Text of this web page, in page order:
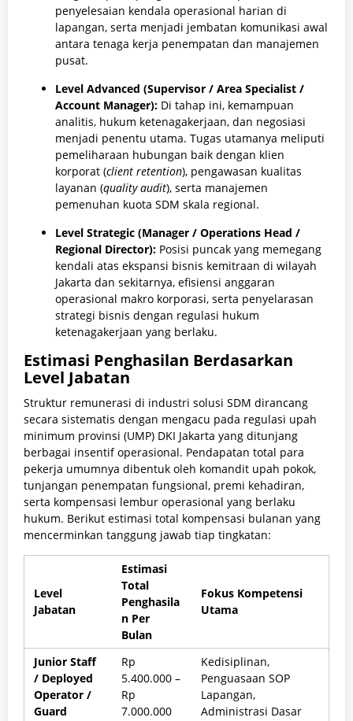
penyelesaian kendala operasional harian di
lapangan, serta menjadi jembatan komunikasi awal
antara tenaga kerja penempatan dan manajemen
pusat.
Level Advanced (Supervisor / Area Specialist /
Account Manager): Di tahap ini, kemampuan
analitis, hukum ketenagakerjaan, dan negosiasi
menjadi penentu utama. Tugas utamanya meliputi
pemeliharaan hubungan baik dengan klien
korporat (client retention), pengawasan kualitas
layanan (quality audit), serta manajemen
pemenuhan kuota SDM skala regional.
Level Strategic (Manager / Operations Head /
Regional Director): Posisi puncak yang memegang
kendali atas ekspansi bisnis kemitraan di wilayah
Jakarta dan sekitarnya, efisiensi anggaran
operasional makro korporasi, serta penyelarasan
strategi bisnis dengan regulasi hukum
ketenagakerjaan yang berlaku.
Estimasi Penghasilan Berdasarkan
Level Jabatan
Struktur remunerasi di industri solusi SDM dirancang
secara sistematis dengan mengacu pada regulasi upah
minimum provinsi (UMP) DKI Jakarta yang ditunjang
berbagai insentif operasional. Pendapatan total para
pekerja umumnya dibentuk oleh komandit upah pokok,
tunjangan penempatan fungsional, premi kehadiran,
serta kompensasi lembur operasional yang berlaku
hukum. Berikut estimasi total kompensasi bulanan yang
mencerminkan tanggung jawab tiap tingkatan:
Level
Jabatan
Estimasi
Total
Penghasila
n Per
Bulan
Fokus Kompetensi
Utama
Junior Staff
/ Deployed
Operator /
Guard
Rp
5.400.000 –
Rp
7.000.000
Kedisiplinan,
Penguasaan SOP
Lapangan,
Administrasi Dasar